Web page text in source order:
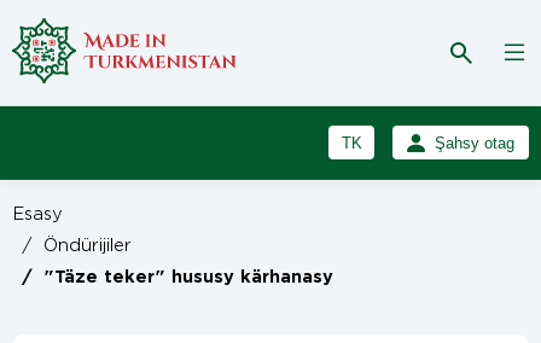
TK
RU
Şahsy otag
Esasy
/
Öndürijiler
/ "Täze teker" hususy kärhanasy